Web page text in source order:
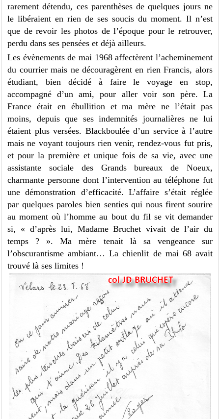
rarement détendu, ces parenthèses de quelques jours ne
le libéraient en rien de ses soucis du moment. Il n’est
que de revoir les photos de l’époque pour le retrouver,
perdu dans ses pensées et déjà ailleurs.
Les évènements de mai 1968 affectèrent l’acheminement
du courrier mais ne découragèrent en rien Francis, alors
étudiant, bien décidé à faire le voyage en stop,
accompagné d’un ami, pour aller voir son père. La
France était en ébullition et ma mère ne l’était pas
moins, depuis que ses indemnités journalières ne lui
étaient plus versées. Blackboulée d’un service à l’autre
mais ne voyant toujours rien venir, rendez-vous fut pris,
et pour la première et unique fois de sa vie, avec une
assistante sociale des Grands bureaux de Noeux,
charmante personne dont l’intervention au téléphone fut
une démonstration d’efficacité. L’affaire s’était réglée
par quelques paroles bien senties qui nous firent sourire
au moment où l’homme au bout du fil se vit demander
si, « d’après lui, Madame Bruchet vivait de l’air du
temps ? ». Ma mère tenait là sa vengeance sur
l’obscurantisme ambiant… La chienlit de mai 68 avait
trouvé là ses limites !